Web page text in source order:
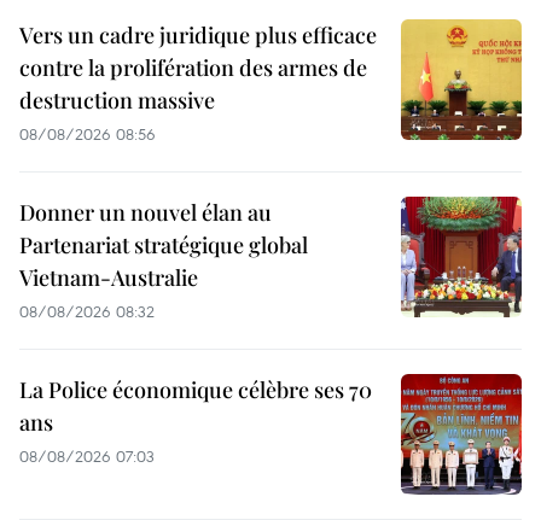
Vers un cadre juridique plus efficace
contre la prolifération des armes de
destruction massive
08/08/2026 08:56
Donner un nouvel élan au
Partenariat stratégique global
Vietnam-Australie
08/08/2026 08:32
La Police économique célèbre ses 70
ans
08/08/2026 07:03